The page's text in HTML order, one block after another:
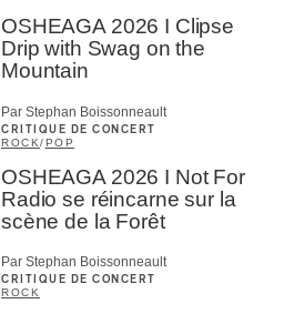
OSHEAGA 2026 I Clipse
Drip with Swag on the
Mountain
Par Stephan Boissonneault
CRITIQUE DE CONCERT
ROCK/POP
OSHEAGA 2026 I Not For
Radio se réincarne sur la
scène de la Forêt
Par Stephan Boissonneault
CRITIQUE DE CONCERT
ROCK